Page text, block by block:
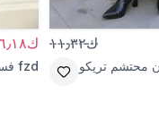
ك١١٫٣٢
محتشم تريكو
ك٦٫١٨
fzd